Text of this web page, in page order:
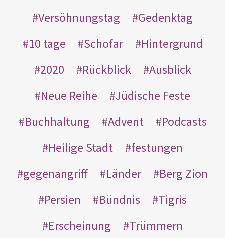
Versöhnungstag
Gedenktag
10 tage
Schofar
Hintergrund
2020
Rückblick
Ausblick
Neue Reihe
Jüdische Feste
Buchhaltung
Advent
Podcasts
Heilige Stadt
festungen
gegenangriff
Länder
Berg Zion
Persien
Bündnis
Tigris
Erscheinung
Trümmern